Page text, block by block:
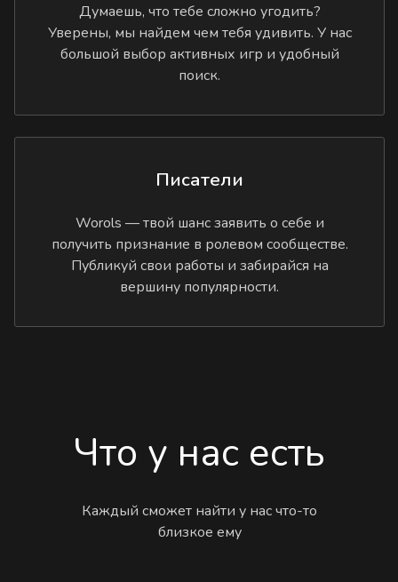
Думаешь, что тебе сложно угодить?
Уверены, мы найдем чем тебя удивить. У нас
большой выбор активных игр и удобный
поиск.
Писатели
Worols — твой шанс заявить о себе и
получить признание в ролевом сообществе.
Публикуй свои работы и забирайся на
вершину популярности.
Что у нас есть
Каждый сможет найти у нас что-то
близкое ему